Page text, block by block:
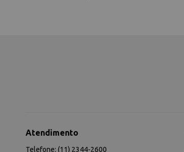
Atendimento
Telefone: (11) 2344-2600